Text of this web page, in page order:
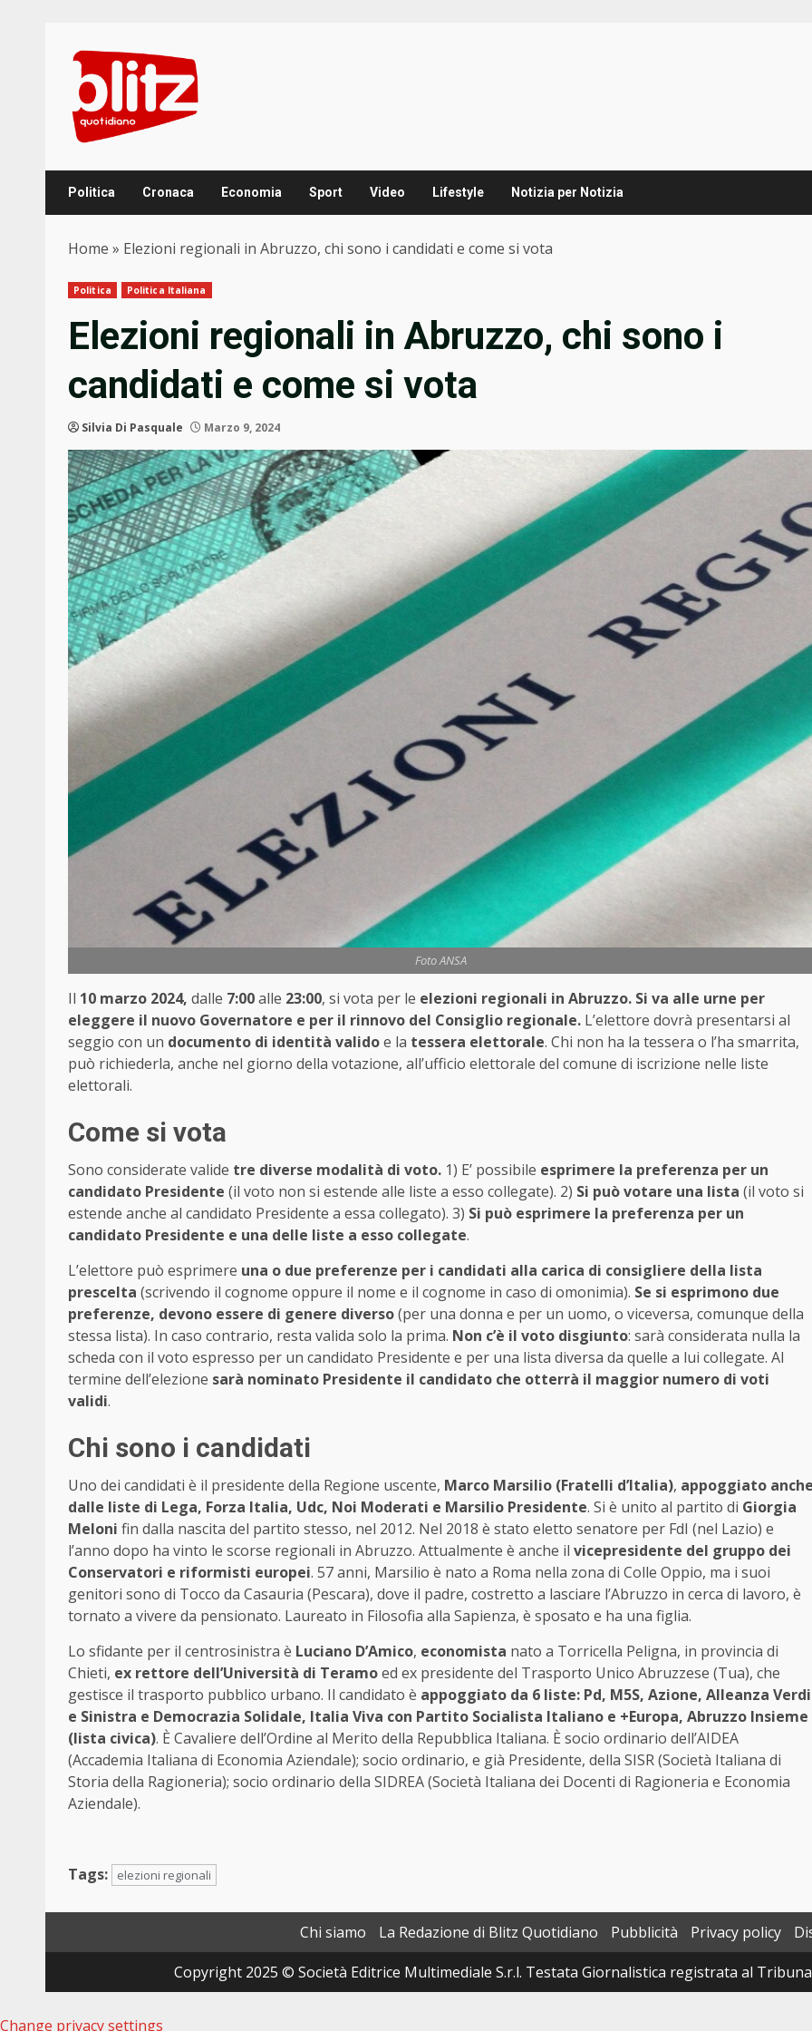
content
Politica Cronaca Economia Sport Video Lifestyle Notizia per Notizia
Home » Elezioni regionali in Abruzzo, chi sono i candidati e come si vota
Politica Politica Italiana
Elezioni regionali in Abruzzo, chi sono i
candidati e come si vota
Silvia Di Pasquale Marzo 9, 2024
Foto ANSA
Il 10 marzo 2024, dalle 7:00alle 23:00, si vota per le elezioni regionali in Abruzzo. Si va alle urne per
eleggere il nuovo Governatore e per il rinnovo del Consiglio regionale. L’elettore dovrà presentarsi al
seggio con un documento di identità validoe la tessera elettorale. Chi non ha la tessera o l’ha smarrita,
può richiederla, anche nel giorno della votazione, all’ufficio elettorale del comune di iscrizione nelle liste
elettorali.
Come si vota
Sono considerate valide tre diverse modalità di voto. 1) E’ possibile esprimere la preferenza per un
candidato Presidente (il voto non si estende alle liste a esso collegate). 2) Si può votare una lista (il voto si
estende anche al candidato Presidente a essa collegato). 3) Si può esprimere la preferenza per un
candidato Presidente e una delle liste a esso collegate.
L’elettore può esprimere una o due preferenze per i candidati alla carica di consigliere della lista
prescelta (scrivendo il cognome oppure il nome e il cognome in caso di omonimia). Se si esprimono due
preferenze, devono essere di genere diverso(per una donna e per un uomo, o viceversa, comunque della
stessa lista). In caso contrario, resta valida solo la prima. Non c’è il voto disgiunto: sarà considerata nulla la
scheda con il voto espresso per un candidato Presidente e per una lista diversa da quelle a lui collegate. Al
termine dell’elezione sarà nominato Presidente il candidato che otterrà il maggior numero di voti
validi.
Chi sono i candidati
Uno dei candidati è il presidente della Regione uscente, Marco Marsilio (Fratelli d’Italia), appoggiato
dalle liste di Lega, Forza Italia, Udc, Noi Moderati e Marsilio Presidente. Si è unito al partito di Giorgia
Meloni fin dalla nascita del partito stesso, nel 2012. Nel 2018 è stato eletto senatore per FdI (nel Lazio) e
l’anno dopo ha vinto le scorse regionali in Abruzzo. Attualmente è anche il vicepresidente del gruppo dei
Conservatori e riformisti europei. 57 anni, Marsilio è nato a Roma nella zona di Colle Oppio, ma i suoi
genitori sono di Tocco da Casauria (Pescara), dove il padre, costretto a lasciare l’Abruzzo in cerca di lavoro, è
tornato a vivere da pensionato. Laureato in Filosofia alla Sapienza, è sposato e ha una figlia.
Lo sfidante per il centrosinistra è Luciano D’Amico, economista nato a Torricella Peligna, in provincia di
Chieti, ex rettore dell’Università di Teramoed ex presidente del Trasporto Unico Abruzzese (Tua), che
gestisce il trasporto pubblico urbano. Il candidato è appoggiato da 6 liste: Pd, M5S, Azione, Alleanza Verdi
e Sinistra e Democrazia Solidale, Italia Viva con Partito Socialista Italiano e +Europa, Abruzzo Insieme
(lista civica). È Cavaliere dell’Ordine al Merito della Repubblica Italiana. È socio ordinario dell’AIDEA
(Accademia Italiana di Economia Aziendale); socio ordinario, e già Presidente, della SISR (Società Italiana di
Storia della Ragioneria); socio ordinario della SIDREA (Società Italiana dei Docenti di Ragioneria e Economia
Aziendale).
Tags: elezioni regionali
Chi siamo La Redazione di Blitz Quotidiano Pubblicità Privacy policy
Copyright 2025 © Società Editrice Multimediale S.r.l. Testata Giornalistica registrata al
Change privacy settings